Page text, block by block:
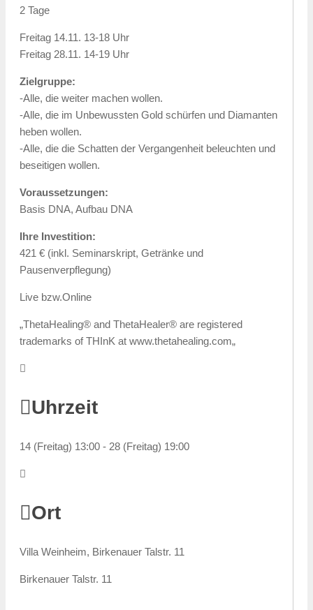
2 Tage
Freitag 14.11. 13-18 Uhr
Freitag 28.11. 14-19 Uhr
Zielgruppe:
-Alle, die weiter machen wollen.
-Alle, die im Unbewussten Gold schürfen und Diamanten
heben wollen.
-Alle, die die Schatten der Vergangenheit beleuchten und
beseitigen wollen.
Voraussetzungen:
Basis DNA, Aufbau DNA
Ihre Investition:
421 € (inkl. Seminarskript, Getränke und
Pausenverpflegung)
Live bzw.Online
„ThetaHealing® and ThetaHealer® are registered
trademarks of THInK at www.thetahealing.com„
Uhrzeit
14 (Freitag) 13:00 - 28 (Freitag) 19:00
Ort
Villa Weinheim, Birkenauer Talstr. 11
Birkenauer Talstr. 11